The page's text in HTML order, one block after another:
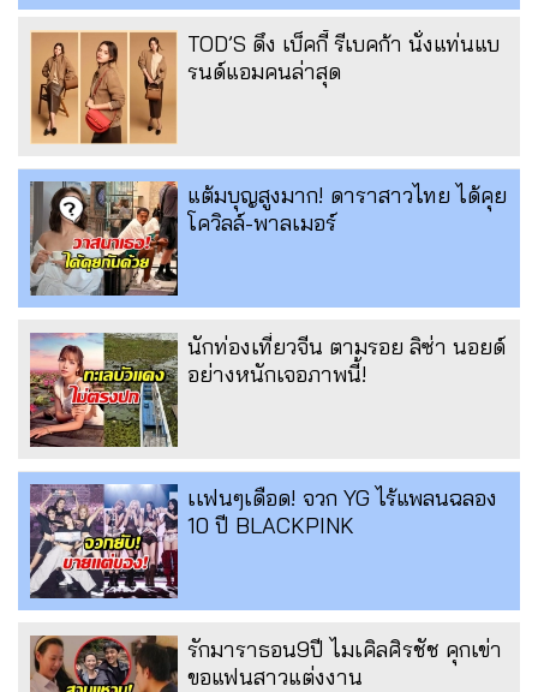
TOD’S ดึง เบ็คกี้ รีเบคก้า นั่งแท่นแบ
รนด์แอมคนล่าสุด
แต้มบุญสูงมาก! ดาราสาวไทย ได้คุย
โควิลล์-พาลเมอร์
นักท่องเที่ยวจีน ตามรอย ลิซ่า นอยด์
อย่างหนักเจอภาพนี้!
เเฟนๆเดือด! จวก YG ไร้แพลนฉลอง
10 ปี BLACKPINK
รักมาราธอน9ปี ไมเคิลศิรชัช คุกเข่า
ขอแฟนสาวแต่งงาน